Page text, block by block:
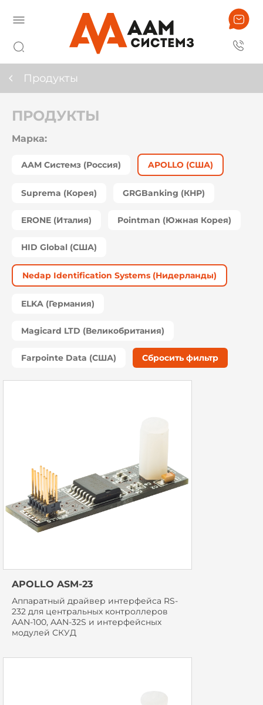
Продукты
ПРОДУКТЫ
Марка:
ААМ Системз (Россия) APOLLO (США)
Suprema (Корея) GRGBanking (КНР)
ERONE (Италия) Pointman (Южная Корея)
HID Global (США)
Nedap Identification Systems (Нидерланды)
ELKA (Германия)
Magicard LTD (Великобритания)
Farpointe Data (США) Сбросить фильтр
APOLLO ASM-23
Аппаратный драйвер интерфейса RS-
232 для центральных контроллеров
AAN-100, AAN-32S и интерфейсных
модулей СКУД